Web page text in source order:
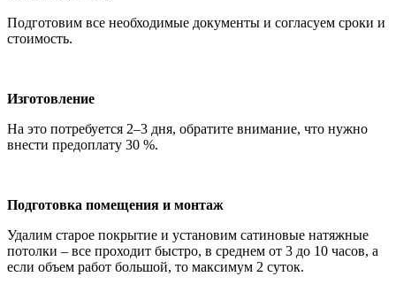
Подготовим все необходимые документы и согласуем сроки и
стоимость.
Изготовление
На это потребуется 2–3 дня, обратите внимание, что нужно
внести предоплату 30 %.
Подготовка помещения и монтаж
Удалим старое покрытие и установим сатиновые натяжные
потолки – все проходит быстро, в среднем от 3 до 10 часов, а
если объем работ большой, то максимум 2 суток.